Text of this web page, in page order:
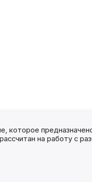
которое
на работу с